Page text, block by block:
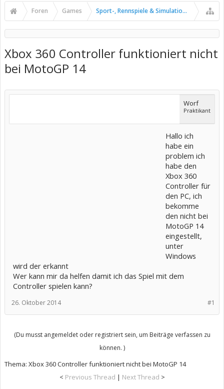
Foren Games Sport-, Rennspiele & Simulationen
Xbox 360 Controller funktioniert nicht
bei MotoGP 14
Worf
Praktikant
Hallo ich
habe ein
problem ich
habe den
Xbox 360
Controller für
den PC, ich
bekomme
den nicht bei
MotoGP 14
eingestellt,
unter
Windows
wird der erkannt
Wer kann mir da helfen damit ich das Spiel mit dem
Controller spielen kann?
#1
26. Oktober 2014
(Du musst angemeldet oder registriert sein, um Beiträge verfassen zu
können. )
Thema: Xbox 360 Controller funktioniert nicht bei MotoGP 14
< Previous Thread | Next Thread >